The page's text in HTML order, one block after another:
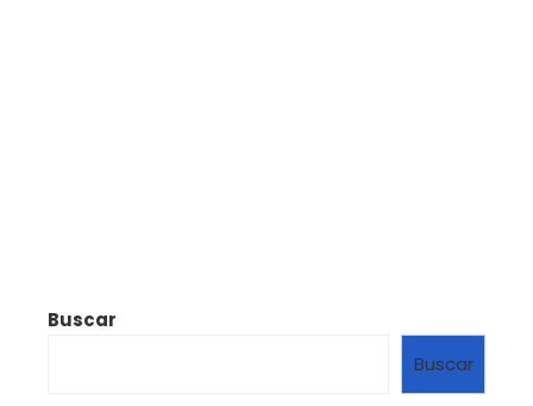
Buscar
Buscar